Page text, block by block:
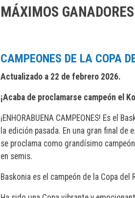
MÁXIMOS
CAMPEONES DE LA COPA
Actualizado a 22 de febrero 2026.
¡Acaba de proclamarse campeón el
¡ENHORABUENA CAMPEONES! Es el
la edición pasada. En una gran final
se proclama como grandísimo
en semis.
Baskonia es el campeón de la Copa